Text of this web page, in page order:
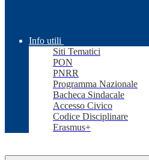
Info utili
Siti Tematici
PON
PNRR
Programma Nazionale
Bacheca Sindacale
Accesso Civico
Codice Disciplinare
Erasmus+